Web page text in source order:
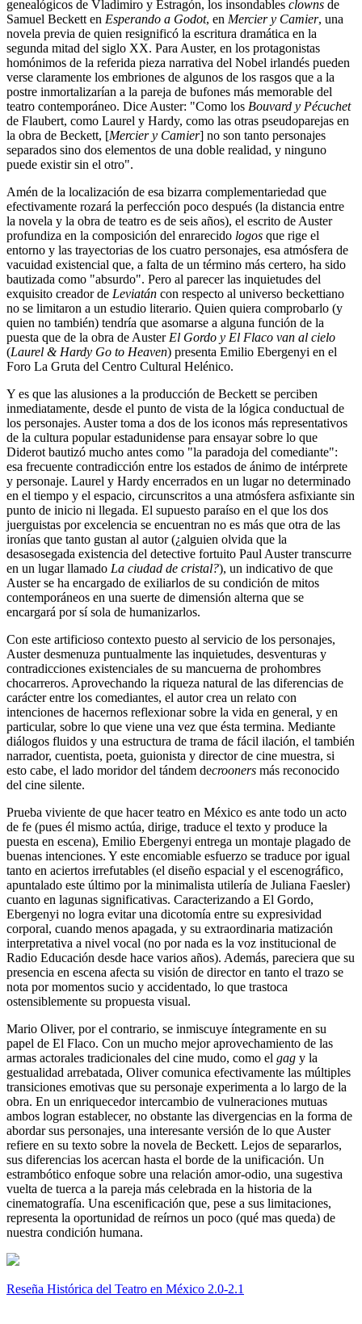
genealógicos de Vladimiro y Estragón, los insondables clowns de
Samuel Beckett en Esperando a Godot, en Mercier y Camier, una
novela previa de quien resignificó la escritura dramática en la
segunda mitad del siglo XX. Para Auster, en los protagonistas
homónimos de la referida pieza narrativa del Nobel irlandés pueden
verse claramente los embriones de algunos de los rasgos que a la
postre inmortalizarían a la pareja de bufones más memorable del
teatro contemporáneo. Dice Auster: "Como los Bouvard y Pécuchet
de Flaubert, como Laurel y Hardy, como las otras pseudoparejas en
la obra de Beckett, [Mercier y Camier] no son tanto personajes
separados sino dos elementos de una doble realidad, y ninguno
puede existir sin el otro".
Amén de la localización de esa bizarra complementariedad que
efectivamente rozará la perfección poco después (la distancia entre
la novela y la obra de teatro es de seis años), el escrito de Auster
profundiza en la composición del enrarecido logos que rige el
entorno y las trayectorias de los cuatro personajes, esa atmósfera de
vacuidad existencial que, a falta de un término más certero, ha sido
bautizada como "absurdo". Pero al parecer las inquietudes del
exquisito creador de Leviatán con respecto al universo beckettiano
no se limitaron a un estudio literario. Quien quiera comprobarlo (y
quien no también) tendría que asomarse a alguna función de la
puesta que de la obra de Auster El Gordo y El Flaco van al cielo
(Laurel & Hardy Go to Heaven) presenta Emilio Ebergenyi en el
Foro La Gruta del Centro Cultural Helénico.
Y es que las alusiones a la producción de Beckett se perciben
inmediatamente, desde el punto de vista de la lógica conductual de
los personajes. Auster toma a dos de los iconos más representativos
de la cultura popular estadunidense para ensayar sobre lo que
Diderot bautizó mucho antes como "la paradoja del comediante":
esa frecuente contradicción entre los estados de ánimo de intérprete
y personaje. Laurel y Hardy encerrados en un lugar no determinado
en el tiempo y el espacio, circunscritos a una atmósfera asfixiante sin
punto de inicio ni llegada. El supuesto paraíso en el que los dos
juerguistas por excelencia se encuentran no es más que otra de las
ironías que tanto gustan al autor (¿alguien olvida que la
desasosegada existencia del detective fortuito Paul Auster transcurre
en un lugar llamado La ciudad de cristal?), un indicativo de que
Auster se ha encargado de exiliarlos de su condición de mitos
contemporáneos en una suerte de dimensión alterna que se
encargará por sí sola de humanizarlos.
Con este artificioso contexto puesto al servicio de los personajes,
Auster desmenuza puntualmente las inquietudes, desventuras y
contradicciones existenciales de su mancuerna de prohombres
chocarreros. Aprovechando la riqueza natural de las diferencias de
carácter entre los comediantes, el autor crea un relato con
intenciones de hacernos reflexionar sobre la vida en general, y en
particular, sobre lo que viene una vez que ésta termina. Mediante
diálogos fluidos y una estructura de trama de fácil ilación, el también
narrador, cuentista, poeta, guionista y director de cine muestra, si
esto cabe, el lado moridor del tándem decrooners más reconocido
del cine silente.
Prueba viviente de que hacer teatro en México es ante todo un acto
de fe (pues él mismo actúa, dirige, traduce el texto y produce la
puesta en escena), Emilio Ebergenyi entrega un montaje plagado de
buenas intenciones. Y este encomiable esfuerzo se traduce por igual
tanto en aciertos irrefutables (el diseño espacial y el escenográfico,
apuntalado este último por la minimalista utilería de Juliana Faesler)
cuanto en lagunas significativas. Caracterizando a El Gordo,
Ebergenyi no logra evitar una dicotomía entre su expresividad
corporal, cuando menos apagada, y su extraordinaria matización
interpretativa a nivel vocal (no por nada es la voz institucional de
Radio Educación desde hace varios años). Además, pareciera que su
presencia en escena afecta su visión de director en tanto el trazo se
nota por momentos sucio y accidentado, lo que trastoca
ostensiblemente su propuesta visual.
Mario Oliver, por el contrario, se inmiscuye íntegramente en su
papel de El Flaco. Con un mucho mejor aprovechamiento de las
armas actorales tradicionales del cine mudo, como el gag y la
gestualidad arrebatada, Oliver comunica efectivamente las múltiples
transiciones emotivas que su personaje experimenta a lo largo de la
obra. En un enriquecedor intercambio de vulneraciones mutuas
ambos logran establecer, no obstante las divergencias en la forma de
abordar sus personajes, una interesante versión de lo que Auster
refiere en su texto sobre la novela de Beckett. Lejos de separarlos,
sus diferencias los acercan hasta el borde de la unificación. Un
estrambótico enfoque sobre una relación amor-odio, una sugestiva
vuelta de tuerca a la pareja más celebrada en la historia de la
cinematografía. Una escenificación que, pese a sus limitaciones,
representa la oportunidad de reírnos un poco (qué mas queda) de
nuestra condición humana.
Reseña Histórica del Teatro en México 2.0-2.1